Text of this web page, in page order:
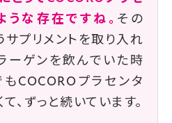
うな存在ですね。 その
プリメントを取り入れ
ーゲンを飲んでいた時
もCOCOROプラセンタ
、ずっと続いています。